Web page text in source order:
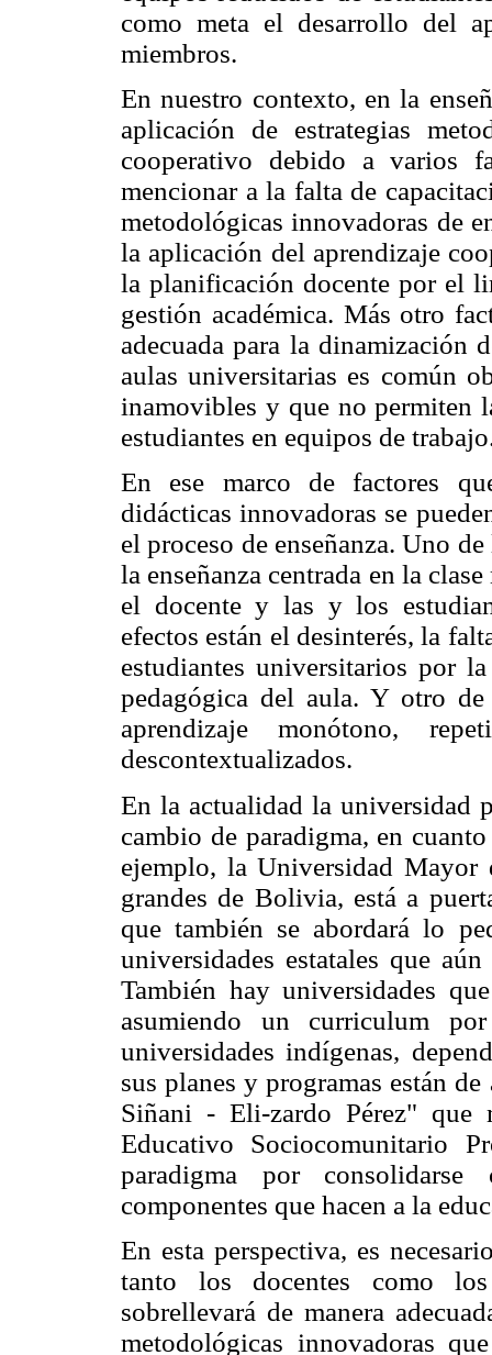
como meta el desarrollo del
miembros.
En nuestro contexto, en la
aplicación de estrategias
cooperativo debido a varios
mencionar a la falta de
metodológicas innovadoras de
la aplicación del aprendizaje
la planificación docente por el
gestión académica. Más otro
adecuada para la dinamización
aulas universitarias es común
inamovibles y que no permiten
estudiantes en equipos de
En ese marco de factores
didácticas innovadoras se
el proceso de enseñanza. Uno
la enseñanza centrada en la
el docente y las y los
efectos están el desinterés, la
estudiantes universitarios por
pedagógica del aula. Y otro
aprendizaje monótono,
descontextualizados.
En la actualidad la universidad
cambio de paradigma, en
ejemplo, la Universidad Mayor
grandes de Bolivia, está a
que también se abordará lo
universidades estatales que
También hay universidades
asumiendo un curriculum
universidades indígenas,
sus planes y programas están
Siñani - Eli-zardo Pérez" que
Educativo Sociocomunitario
paradigma por
componentes que hacen a la
En esta perspectiva, es
tanto los docentes como
sobrellevará de manera
metodológicas innovadoras